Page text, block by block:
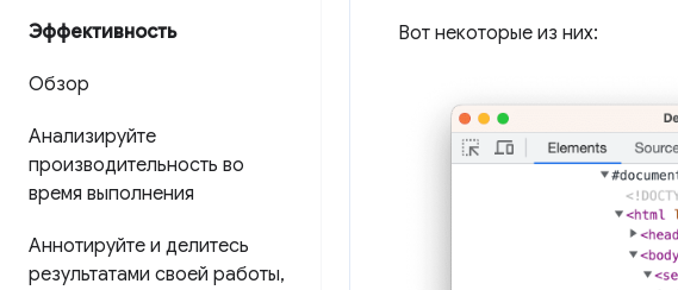
Эффективность
Обзор
Анализируйте
производительность во
время выполнения
Аннотируйте и делитесь
результатами своей работы,
Вот некоторые из них: